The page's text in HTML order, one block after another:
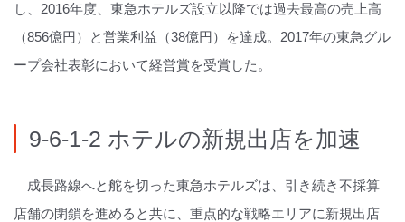
し、2016年度、東急ホテルズ設立以降では過去最高の売上高
（856億円）と営業利益（38億円）を達成。2017年の東急グル
ープ会社表彰において経営賞を受賞した。
9-6-1-2 ホテルの新規出店を加速
成長路線へと舵を切った東急ホテルズは、引き続き不採算
店舗の閉鎖を進めると共に、重点的な戦略エリアに新規出店